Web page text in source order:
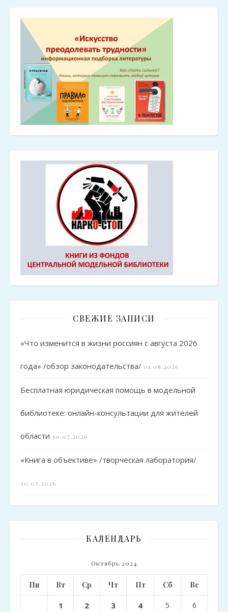
СВЕЖИЕ ЗАПИСИ
«Что изменится в жизни россиян с августа 2026
года» /обзор законодательства/ 01.08.2026
Бесплатная юридическая помощь в модельной
библиотеке: онлайн-консультации для жителей
области 30.07.2026
«Книга в объективе» /творческая лаборатория/
30.07.2026
КАЛЕНДАРЬ
Октябрь 2024
Пн Вт Ср Чт Пт Сб Вс
1 2 3 4 5 6